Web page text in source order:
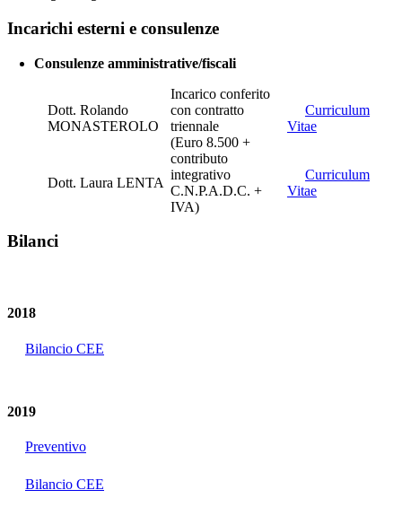
Incarichi esterni e consulenze
Consulenze amministrative/fiscali
Dott. Rolando
MONASTEROLO
Incarico conferito
con contratto
triennale
(Euro 8.500 +
contributo
integrativo
C.N.P.A.D.C. +
IVA)
Curriculum
Vitae
Dott. Laura LENTA
Curriculum
Vitae
Bilanci
2018
Bilancio CEE
2019
Preventivo
Bilancio CEE